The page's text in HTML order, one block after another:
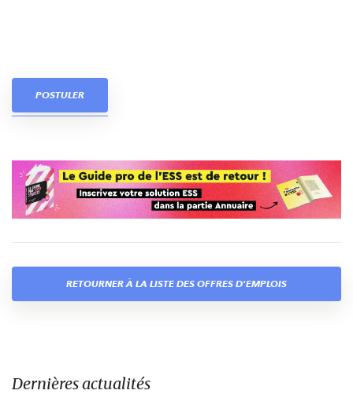
POSTULER
RETOURNER À LA LISTE DES OFFRES D'EMPLOIS
Dernières actualités